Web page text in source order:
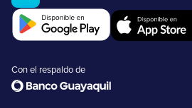
Con el respaldo de